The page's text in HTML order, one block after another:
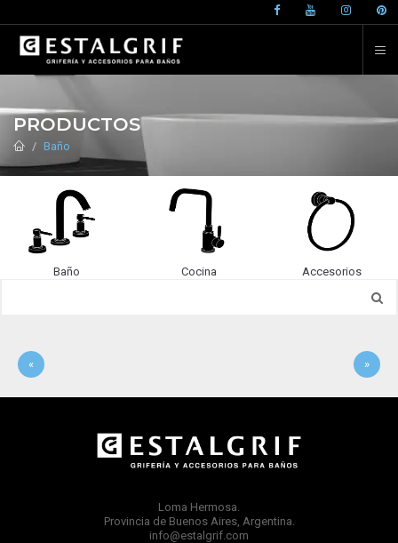
PRODUCTOS
Baño
Baño Cocina Accesorios
« »
Loma Hermosa.
Provincia de Buenos Aires, Argentina.
info@estalgrif.com